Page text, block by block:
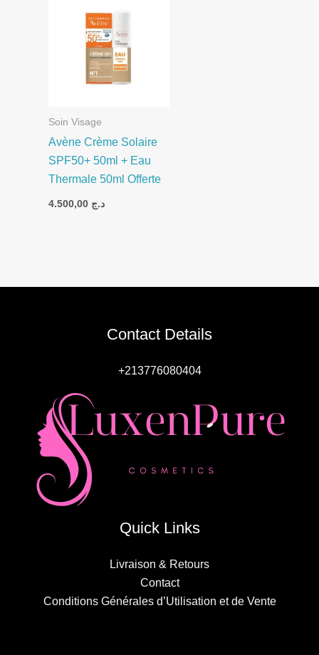
Soin Visage
Avène Crème Solaire
SPF50+ 50ml + Eau
Thermale 50ml Offerte
د.ج
Contact Details
+213776080404
Quick Links
Livraison & Retours
Contact
Conditions Générales d’Utilisation et de Vente